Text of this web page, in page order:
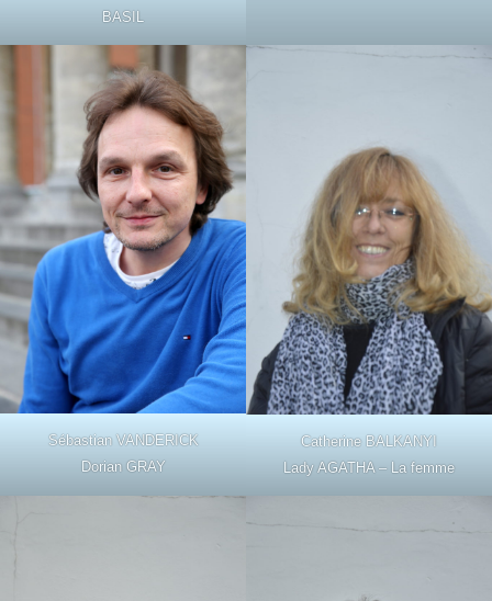
BASIL
Sébastian VANDERICK
Dorian GRAY
Catherine BALKANYI
Lady AGATHA – La femme